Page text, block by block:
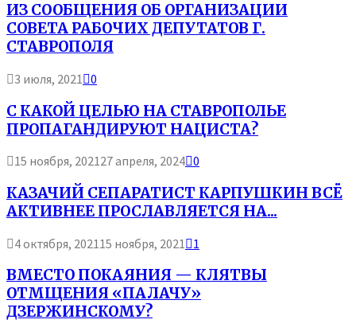
ИЗ СООБЩЕНИЯ ОБ ОРГАНИЗАЦИИ
СОВЕТА РАБОЧИХ ДЕПУТАТОВ Г.
СТАВРОПОЛЯ
3 июля, 2021 0
С КАКОЙ ЦЕЛЬЮ НА СТАВРОПОЛЬЕ
ПРОПАГАНДИРУЮТ НАЦИСТА?
15 ноября, 202127 апреля, 2024 0
КАЗАЧИЙ СЕПАРАТИСТ КАРПУШКИН ВСЁ
АКТИВНЕЕ ПРОСЛАВЛЯЕТСЯ НА...
4 октября, 2021 15 ноября, 2021 1
ВМЕСТО ПОКАЯНИЯ — КЛЯТВЫ
ОТМЩЕНИЯ «ПАЛАЧУ»
ДЗЕРЖИНСКОМУ?